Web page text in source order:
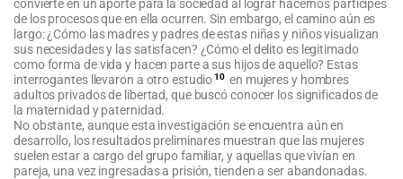
convierte en un aporte para la sociedad al lograr hacernos partícipes
de los procesos que en ella ocurren. Sin embargo, el camino aún es
largo: ¿Cómo las madres y padres de estas niñas y niños visualizan
sus necesidades y las satisfacen? ¿Cómo el delito es legitimado
como forma de vida y hacen parte a sus hijos de aquello? Estas
interrogantes llevaron a otro estudio10 en mujeres y hombres
adultos privados de libertad, que buscó conocer los significados de
la maternidad y paternidad.
No obstante, aunque esta investigación se encuentra aún en
desarrollo, los resultados preliminares muestran que las mujeres
suelen estar a cargo del grupo familiar, y aquellas que vivían en
pareja, una vez ingresadas a prisión, tienden a ser abandonadas.